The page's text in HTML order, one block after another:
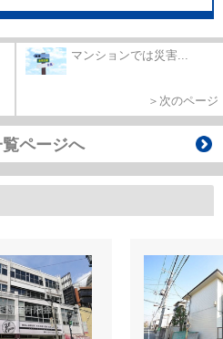
マンションでは災害...
＞次のページ
ページへ